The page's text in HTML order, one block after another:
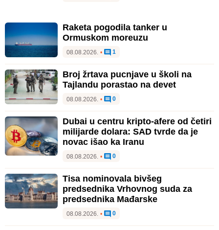
Raketa pogodila tanker u
Ormuskom moreuzu
08.08.2026. • 1
Broj žrtava pucnjave u školi na
Tajlandu porastao na devet
08.08.2026. • 0
Dubai u centru kripto-afere od četiri
milijarde dolara: SAD tvrde da je
novac išao ka Iranu
08.08.2026. • 0
Tisa nominovala bivšeg
predsednika Vrhovnog suda za
predsednika Mađarske
08.08.2026. • 0